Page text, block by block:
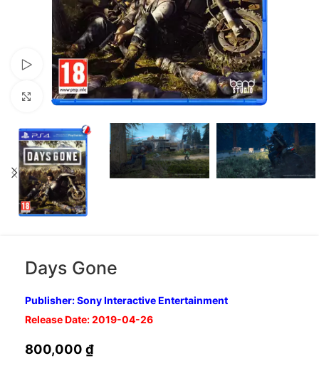
Xem video
Nhấp để phóng to
Days Gone
Publisher: Sony Interactive Entertainment
Release Date: 2019-04-26
800,000 ₫